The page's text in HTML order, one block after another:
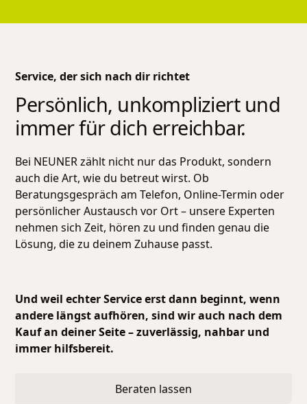
Service, der sich nach dir richtet
Persönlich, unkompliziert und
immer für dich erreichbar.
Bei NEUNER zählt nicht nur das Produkt, sondern
auch die Art, wie du betreut wirst. Ob
Beratungsgespräch am Telefon, Online-Termin oder
persönlicher Austausch vor Ort – unsere Experten
nehmen sich Zeit, hören zu und finden genau die
Lösung, die zu deinem Zuhause passt.
Und weil echter Service erst dann beginnt, wenn
andere längst aufhören, sind wir auch nach dem
Kauf an deiner Seite – zuverlässig, nahbar und
immer hilfsbereit.
Beraten lassen